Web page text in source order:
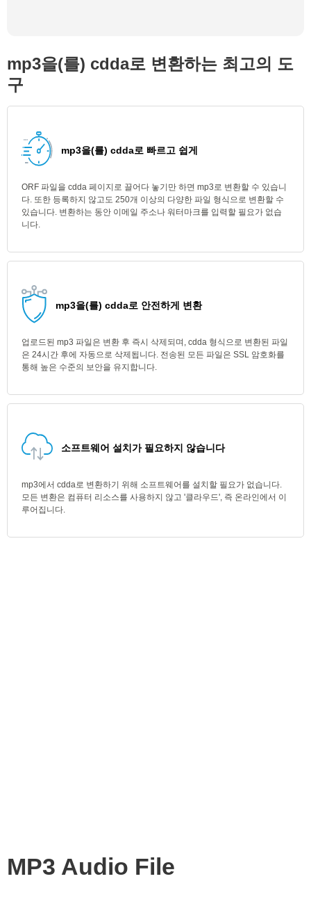
mp3을(를) cdda로 변환하는 최고의 도
구
mp3을(를) cdda로 빠르고 쉽게
ORF 파일을 cdda 페이지로 끌어다 놓기만 하면 mp3로 변환할 수 있습니
다. 또한 등록하지 않고도 250개 이상의 다양한 파일 형식으로 변환할 수
있습니다. 변환하는 동안 이메일 주소나 워터마크를 입력할 필요가 없습
니다.
mp3을(를) cdda로 안전하게 변환
업로드된 mp3 파일은 변환 후 즉시 삭제되며, cdda 형식으로 변환된 파일
은 24시간 후에 자동으로 삭제됩니다. 전송된 모든 파일은 SSL 암호화를
통해 높은 수준의 보안을 유지합니다.
소프트웨어 설치가 필요하지 않습니다
mp3에서 cdda로 변환하기 위해 소프트웨어를 설치할 필요가 없습니다.
모든 변환은 컴퓨터 리소스를 사용하지 않고 '클라우드', 즉 온라인에서 이
루어집니다.
MP3 Audio File